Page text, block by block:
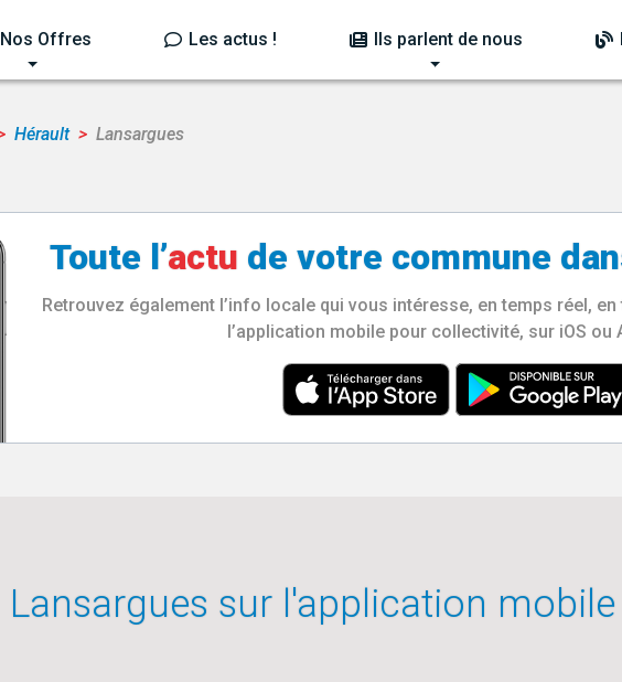
Nos Offres Les actus ! Ils parlent de nous
Hérault Lansargues
Toute l’actu de votre commune
Retrouvez également l’info locale qui vous intéresse, en temps réel,
l’application mobile pour collectivité, sur iOS ou
Lansargues sur l'application